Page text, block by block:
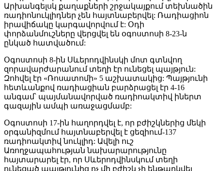
Արխանգելսկ քաղաքների շրջակայքում տեխնածին
ռադիոնուկլիդներ չեն հայտնաբերվել: Ռադիացիոն
իրավիճակը կարգավորվում է: Օդի
փորձանմուշները վերցվել են օգոստոսի 8-23-ն
ընկած հատվածում:
Օգոստոսի 8-ին Սևերոդվինսկի մոտ գտնվող
զորավարժարանում տեղի էր ունեցել պայթյուն:
Զոհվել էր «Ռոսատոմի» 5 աշխատակից: Պայթյունի
հետևանքով ռադիացիան բարձրացել էր 4-16
անգամ՝ պայմանավորված ռադիոակտիվ իներտ
գազային ամպի առաջացմամբ:
Օգոստոսի 17-ին հաղորդվել է, որ բժիշկներից մեկի
օրգանիզմում հայտնաբերվել է ցեզիում-137
ռադիոակտիվ նուկլիդ: Ավելի ուշ
Առողջապահության նախարարությունը
հայտարարել էր, որ Սևերոդվինսկում տեղի
ունեցած պայթյունից ոչ մի բժիշկ չի ենթարկվել